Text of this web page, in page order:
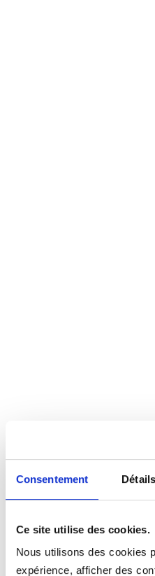
Consentement Détails
Ce site utilise des cookies.
Nous utilisons des cookies
expérience, afficher des